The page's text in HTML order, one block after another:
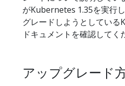
がKubernetes 1.35を実行
グレードしようとしてい
ドキュメントを確認してく
アップグレード